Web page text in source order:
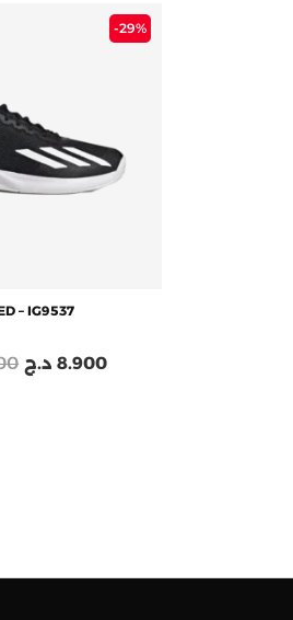
-29%
– IG9537
8.900 د.ج
Le
prix